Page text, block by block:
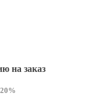
на заказ